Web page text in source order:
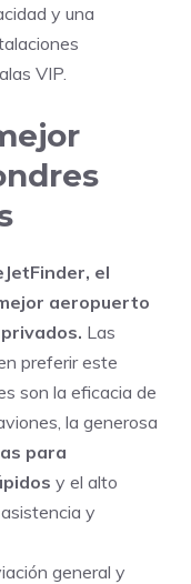
y una
VIP.
el
aeropuerto
Las
preferir este
son la eficacia de
la generosa
para
y el alto
y
general y